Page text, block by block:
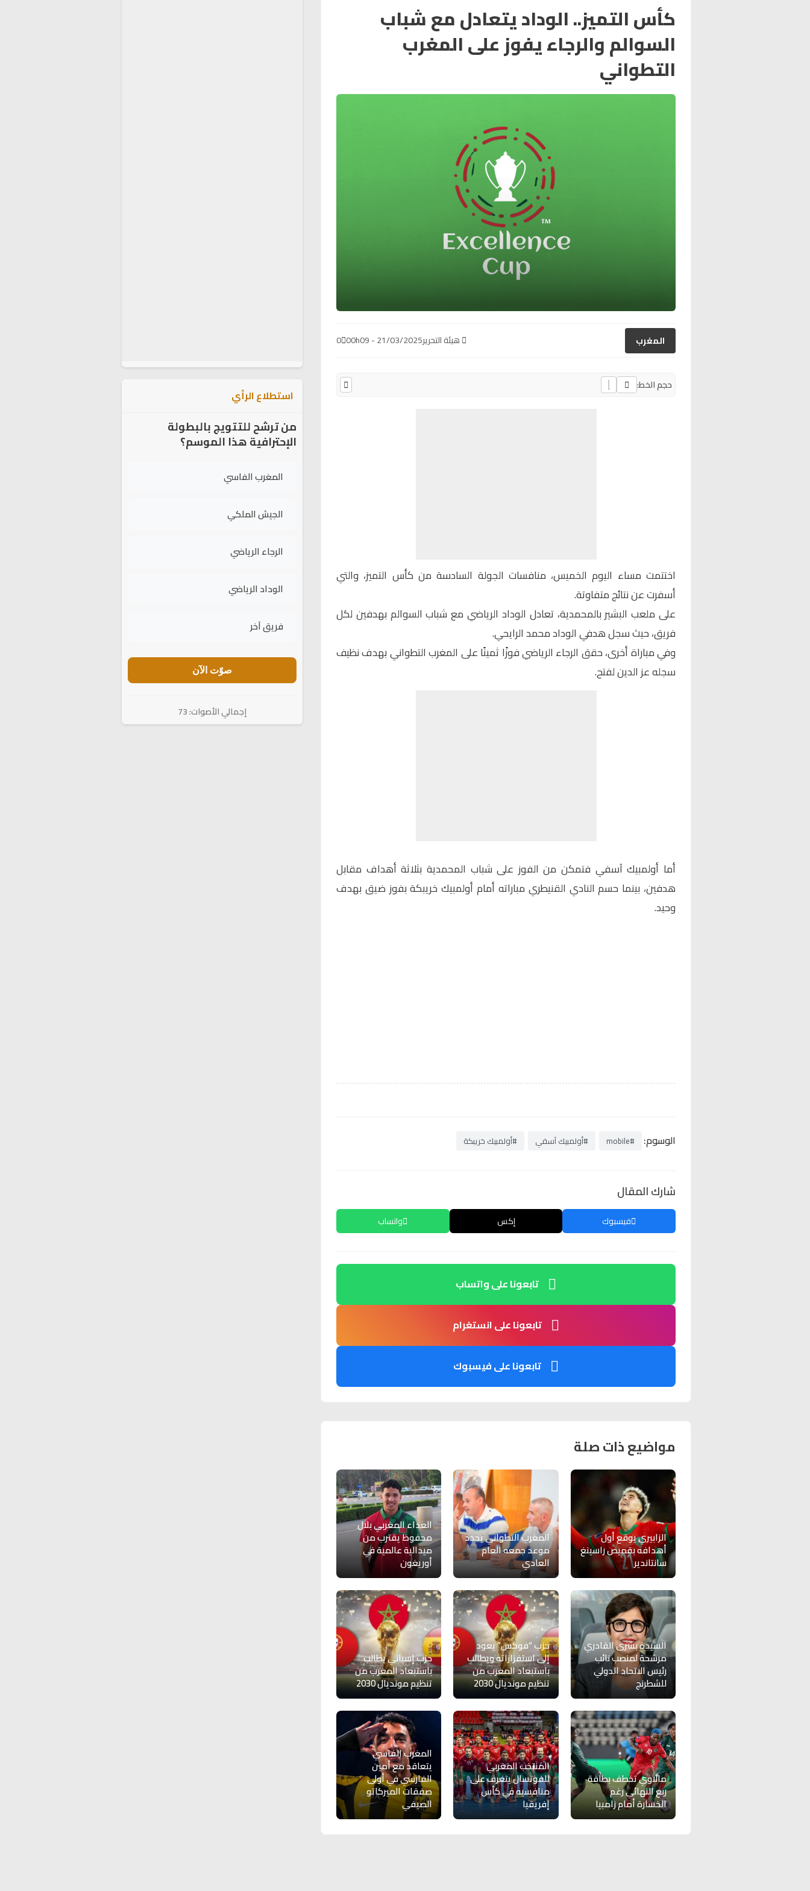
كأس التميز.. الوداد يتعادل مع شباب
السوالم والرجاء يفوز على المغرب
التطواني
المغرب هيئة التحرير21/03/2025 - 00h09
0
حجم الخط:
اختتمت مساء اليوم الخميس، منافسات الجولة السادسة من كأس التميز، والتي
أسفرت عن نتائج متفاوتة.
على ملعب البشير بالمحمدية، تعادل الوداد الرياضي مع شباب السوالم بهدفين لكل
فريق، حيث سجل هدفي الوداد محمد الرايحي.
وفي مباراة أخرى، حقق الرجاء الرياضي فوزًا ثمينًا على المغرب التطواني بهدف نظيف
سجله عز الدين لفتح.
أما أولمبيك آسفي فتمكن من الفوز على شباب المحمدية بثلاثة أهداف مقابل
هدفين، بينما حسم النادي القنيطري مباراته أمام أولمبيك خريبكة بفوز ضيق بهدف
وحيد.
الوسوم: #mobile #أولمبيك آسفي #أولمبيك خريبكة
شارك المقال
فيسبوك إكس واتساب
تابعونا على واتساب
تابعونا على انستغرام
تابعونا على فيسبوك
مواضيع ذات صلة
الزابيري يوقع أول
أهدافه بقميص راسينغ
سانتاندير
المغرب التطواني يحدد
موعد جمعه العام
العادي
العداء المغربي بلال
محفوظ يقترب من
ميدالية عالمية في
أوريغون
السيدة بشرى القادري
مرشحة لمنصب نائب
رئيس الاتحاد الدولي
للشطرنج
حزب “فوكس” يعود
إلى استفزازاته ويطالب
باستبعاد المغرب من
تنظيم مونديال 2030
حزب إسباني يطالب
باستبعاد المغرب من
تنظيم مونديال 2030
مالاوي تخطف بطاقة
ربع النهائي رغم
الخسارة أمام زامبيا
المنتخب المغربي
للفوتسال يتعرف على
منافسيه في كأس
إفريقيا
المغرب الفاسي
يتعاقد مع أمين
الفارسي في أولى
صفقات الميركاتو
الصيفي
استطلاع الرأي
من ترشح للتتويج بالبطولة
الإحترافية هذا الموسم؟
المغرب الفاسي
الجيش الملكي
الرجاء الرياضي
الوداد الرياضي
فريق آخر
صوّت الآن
إجمالي الأصوات: 73